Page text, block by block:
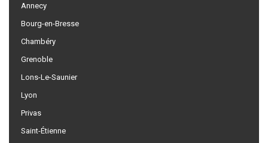
Annecy
Bourg-en-Bresse
Chambéry
Grenoble
Lons-Le-Saunier
Lyon
Privas
Saint-Étienne